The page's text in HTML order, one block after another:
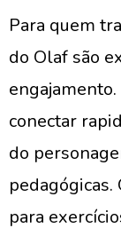
Para quem
do Olaf são
conectar
do
para